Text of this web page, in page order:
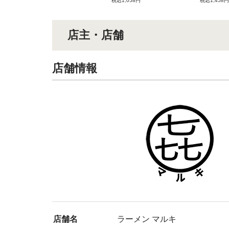
店主・店舗
店舗情報
店舗名 ラーメン マルキ